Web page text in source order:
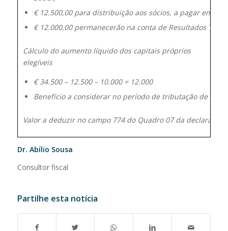
€ 12.500,00 para distribuição aos sócios, a pagar em
€ 12.000,00 permanecerão na conta de Resultados
Cálculo do aumento líquido dos capitais próprios
elegíveis
€ 34.500 – 12.500 – 10.000 = 12.000
Benefício a considerar no período de tributação de 2023
Valor a deduzir no campo 774 do Quadro 07 da declaração
Dr. Abílio Sousa
Consultor fiscal
Partilhe esta notícia